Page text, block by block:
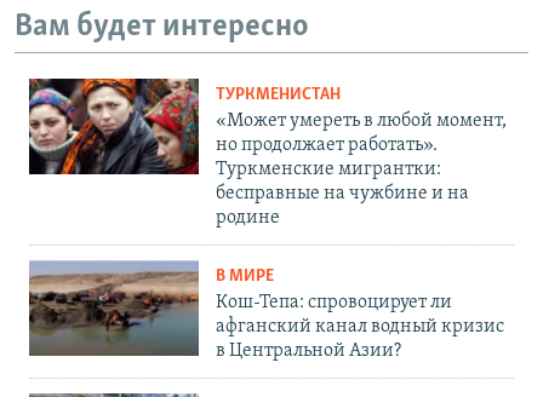
Вам будет интересно
ТУРКМЕНИСТАН
«Может умереть в любой момент,
но продолжает работать».
Туркменские мигрантки:
бесправные на чужбине и на
родине
В МИРЕ
Кош-Тепа: спровоцирует ли
афганский канал водный кризис
в Центральной Азии?